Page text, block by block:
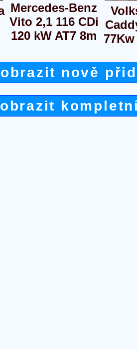
Mercedes-Benz
Vito 2,1 116 CDi
120 kW AT7 8m
nově